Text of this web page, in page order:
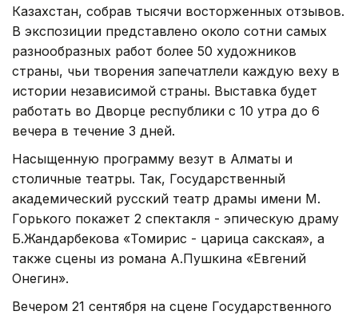
Казахстан, собрав тысячи восторженных отзывов.
В экспозиции представлено около сотни самых
разнообразных работ более 50 художников
страны, чьи творения запечатлели каждую веху в
истории независимой страны. Выставка будет
работать во Дворце республики с 10 утра до 6
вечера в течение 3 дней.
Насыщенную программу везут в Алматы и
столичные театры. Так, Государственный
академический русский театр драмы имени М.
Горького покажет 2 спектакля - эпическую драму
Б.Жандарбекова «Томирис - царица сакская», а
также сцены из романа А.Пушкина «Евгений
Онегин».
Вечером 21 сентября на сцене Государственного